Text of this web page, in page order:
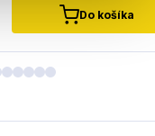
Do košíka